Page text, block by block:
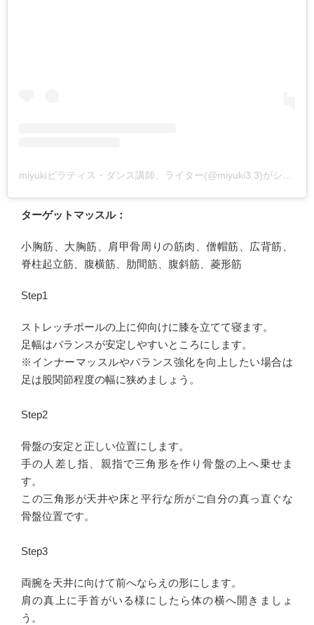
miyukiピラティス・ダンス講師、ライター(@miyuki3.3)がシェアした投稿
ターゲットマッスル：
小胸筋、大胸筋、肩甲骨周りの筋肉、僧帽筋、広背筋、
脊柱起立筋、腹横筋、肋間筋、腹斜筋、菱形筋
Step1
ストレッチポールの上に仰向けに膝を立てて寝ます。
足幅はバランスが安定しやすいところにします。
※インナーマッスルやバランス強化を向上したい場合は
足は股関節程度の幅に狭めましょう。
Step2
骨盤の安定と正しい位置にします。
手の人差し指、親指で三角形を作り骨盤の上へ乗せま
す。
この三角形が天井や床と平行な所がご自分の真っ直ぐな
骨盤位置です。
Step3
両腕を天井に向けて前へならえの形にします。
肩の真上に手首がいる様にしたら体の横へ開きましょ
う。